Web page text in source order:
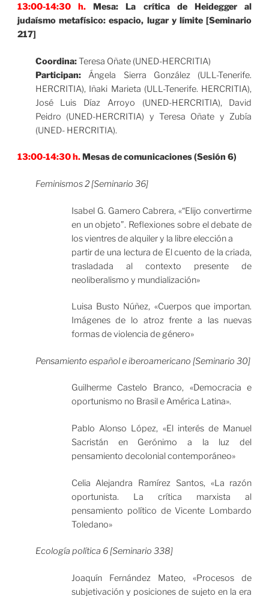
13:00-14:30 h. Mesa: La crítica de Heidegger al
judaísmo metafísico: espacio, lugar y límite [Seminario
217]
Coordina:Teresa Oñate (UNED-HERCRITIA)
Participan:Ángela Sierra González (ULL-Tenerife.
HERCRITIA), Iñaki Marieta (ULL-Tenerife. HERCRITIA),
José Luis Díaz Arroyo (UNED-HERCRITIA), David
Peidro (UNED-HERCRITIA) y Teresa Oñate y Zubía
(UNED- HERCRITIA).
13:00-14:30 h.Mesas de comunicaciones (Sesión 6)
Feminismos 2 [Seminario 36]
Isabel G. Gamero Cabrera, «“Elijo convertirme
en un objeto”. Reflexiones sobre el debate de
los vientres de alquiler y la libre elección a
partir de una lectura de El cuento de la criada,
trasladada al contexto presente de
neoliberalismo y mundialización»
Luisa Busto Núñez, «Cuerpos que importan.
Imágenes de lo atroz frente a las nuevas
formas de violencia de género»
Pensamiento español e iberoamericano [Seminario 30]
Guilherme Castelo Branco, «Democracia e
oportunismo no Brasil e América Latina».
Pablo Alonso López, «El interés de Manuel
Sacristán en Gerónimo a la luz del
pensamiento decolonial contemporáneo»
Celia Alejandra Ramírez Santos, «La razón
oportunista. La crítica marxista al
pensamiento político de Vicente Lombardo
Toledano»
Ecología política 6 [Seminario 338]
Joaquín Fernández Mateo, «Procesos de
subjetivación y posiciones de sujeto en la era